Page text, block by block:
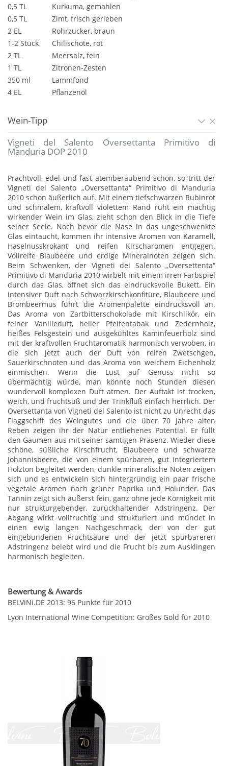
0,5 TL
Kurkuma, gemahlen
0,5 TL
Zimt, frisch gerieben
2 EL
Rohrzucker, braun
1-2 Stück
Chilischote, rot
2 TL
Meersalz, fein
1 TL
Zitronen-Zesten
350 ml
Lammfond
4 EL
Pflanzenöl
Wein-Tipp
Vigneti del Salento Oversettanta Primitivo di
Manduria DOP 2010
Prachtvoll, edel und fast atemberaubend schön, so tritt der
Vigneti del Salento „Oversettanta“ Primitivo di Manduria
2010 schon äußerlich auf. Mit einem tiefschwarzen Rubinrot
und schmalem, kraftvoll violettem Rand ruht ein mächtig
wirkender Wein im Glas, zieht schon den Blick in die Tiefe
seiner Seele. Noch bevor die Nase in das ungeschwenkte
Glas eintaucht, kommen ihr intensive Aromen von Karamell,
Haselnusskrokant und reifen Kirscharomen entgegen.
Vollreife Blaubeere und erdige Mineralnoten zeigen sich.
Beim Schwenken, der Vigneti del Salento „Oversettenta“
Primitivo di Manduria 2010 wirbelt mit einem irren Farbspiel
durch das Glas, öffnet sich das eindrucksvolle Bukett. Ein
intensiver Duft nach Schwarzkirschkonfitüre, Blaubeere und
Brombeermus führt die Aromenpalette eindrucksvoll an.
Das Aroma von Zartbitterschokolade mit Kirschlikör, ein
feiner Vanilleduft, heller Pfeifentabak und Zedernholz,
heißes Felsgestein und ausgekühltes Kaminfeuerholz sind
mit der kraftvollen Fruchtaromatik harmonisch verwoben, in
die sich jetzt auch der Duft von reifen Zwetschgen,
Sauerkirschnoten und das Aroma von weichem Eichenholz
einmischen. Wenn die Lust auf Genuss nicht so
übermächtig würde, man könnte noch Stunden diesen
wundervoll komplexen Duft atmen. Der Auftakt ist trocken,
weich, und fruchtsüß und der Trinkfluß einfach herrlich. Der
Oversettanta von Vigneti del Salento ist nicht zu Unrecht das
Flaggschiff des Weingutes und die über 70 Jahre alten
Reben zeigen ihr der Natur entliehenes Potential. Er füllt
den Gaumen aus mit seiner samtigen Präsenz. Wieder diese
schöne, süßliche Kirschfrucht, Blaubeere und schwarze
Johannisbeere, die von einem spürbaren, gut integriertem
Holzton begleitet werden, dunkle mineralische Noten zeigen
sich und es entwickeln sich hintergründig ein paar frische
vegetale Aromen nach grüner Paprika und Holunder. Das
Tannin zeigt sich äußerst fein, ganz ohne jede Körnigkeit mit
nur strukturgebender, zurückhaltender Adstringenz. Der
Abgang wirkt vollfruchtig und strukturiert und mündet in
einen ewig langen Nachgeschmack, der von der gut
eingebundenen Fruchtsäure und der jetzt spürbareren
Adstringenz belebt wird und die Frucht bis zum Ausklingen
harmonisch begleiten.
Bewertung & Awards
BELViNi.DE 2013: 96 Punkte für 2010
Lyon International Wine Competition: Großes Gold für 2010